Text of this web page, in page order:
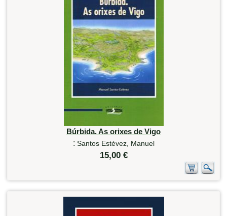
Búrbida. As orixes de Vigo
: Santos Estévez, Manuel
15,00 €